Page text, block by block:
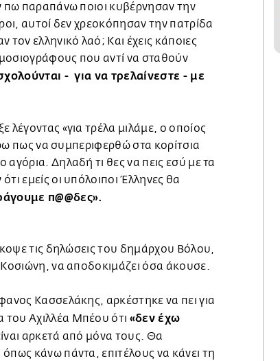
πω παραπάνω ποιοι κυβέρνησαν την
αυτοί δεν χρεοκόπησαν την πατρίδα
ελληνικό λαό; Και έχεις κάποιες
που αντί να σταθούν
- για να τρελαίνεστε - με
λέγοντας «για τρέλα μιλάμε, ο οποίος
πως να συμπεριφερθώ στα κορίτσια
Δηλαδή τι θες να πεις εσύ με τα
εμείς οι υπόλοιποι Έλληνες θα
π@@δες».
τις δηλώσεις του δημάρχου Βόλου,
να αποδοκιμάζει όσα άκουσε.
Κασσελάκης, αρκέστηκε να πει για
Αχιλλέα Μπέου ότι «δεν έχω
αρκετά από μόνα τους. Θα
κάνω πάντα, επιτέλους να κάνει τη